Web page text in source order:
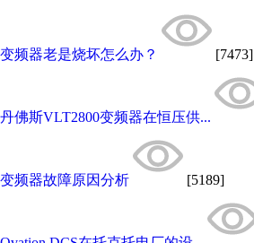
变频器老是烧坏怎么办？ [7473]
丹佛斯VLT2800变频器在恒压供...
变频器故障原因分析 [5189]